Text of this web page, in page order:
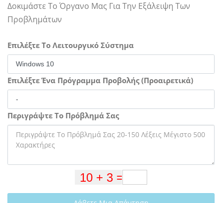
Δοκιμάστε Το Όργανο Μας Για Την Εξάλειψη Των
Προβλημάτων
Επιλέξτε Το Λειτουργικό Σύστημα
Επιλέξτε Ένα Πρόγραμμα Προβολής (Προαιρετικά)
Περιγράψτε Το Πρόβλημά Σας